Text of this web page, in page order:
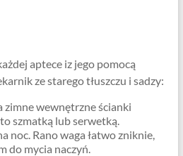
aptece iz jego pomocą
ze starego tłuszczu i sadzy:
zimne wewnętrzne ścianki
szmatką lub serwetką.
noc. Rano waga łatwo zniknie,
do mycia naczyń.